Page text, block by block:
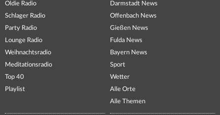
Oldie Radio
Schlager Radio
Party Radio
Lounge Radio
Weihnachtsradio
Meditationsradio
Top 40
Playlist
Darmstadt News
Offenbach News
Gießen News
Fulda News
Bayern News
Sport
Wetter
Alle Orte
Alle Themen